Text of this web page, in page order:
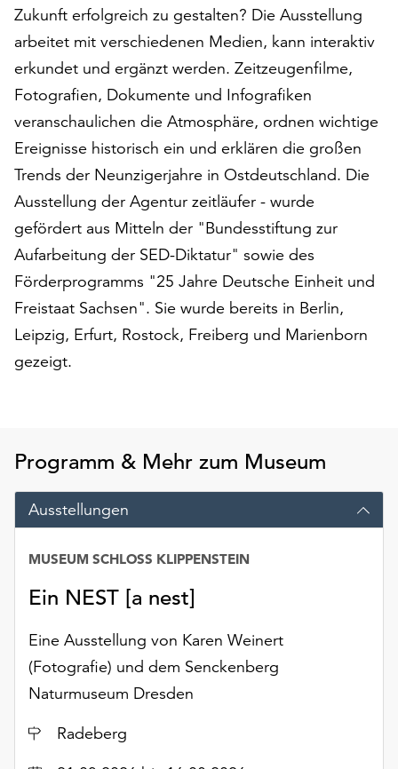
der
Seite
die
Schaltfläche
„Cookie-
Einstellungen“
zur
Verfügung.
Funktionale
Cookies
werden
auch
Ihr
Einverständnis
weiterhin
ausgeführt.
Cookies
erreichen
Sie
Einstellungen
über
die
„Auswählen“.
Weitere
Informationen
finden
Sie
Zukunft erfolgreich zu gestalten? Die Ausstellung
arbeitet mit verschiedenen Medien, kann interaktiv
erkundet und ergänzt werden. Zeitzeugenfilme,
Fotografien, Dokumente und Infografiken
veranschaulichen die Atmosphäre, ordnen wichtige
Ereignisse historisch ein und erklären die großen
Trends der Neunzigerjahre in Ostdeutschland. Die
Ausstellung der Agentur zeitläufer - wurde
gefördert aus Mitteln der "Bundesstiftung zur
Aufarbeitung der SED-Diktatur" sowie des
Förderprogramms "25 Jahre Deutsche Einheit und
Freistaat Sachsen". Sie wurde bereits in Berlin,
Leipzig, Erfurt, Rostock, Freiberg und Marienborn
gezeigt.
Programm & Mehr zum Museum
Ausstellungen
Ein NEST [a nest]
MUSEUM SCHLOSS KLIPPENSTEIN
Eine Ausstellung von Karen Weinert
(Fotografie) und dem Senckenberg
Naturmuseum Dresden
Ort
Radeberg